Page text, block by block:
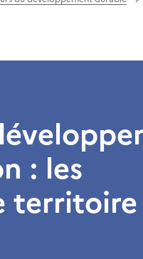
: les
territoire